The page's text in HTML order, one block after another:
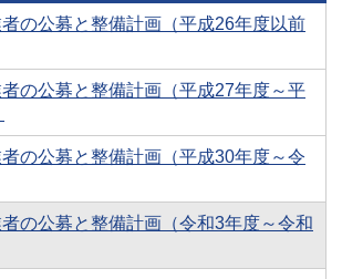
の公募と整備計画（平成26年度以前
の公募と整備計画（平成27年度～平
の公募と整備計画（平成30年度～令
の公募と整備計画（令和3年度～令和